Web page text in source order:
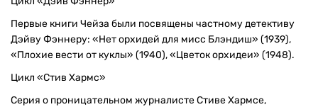
Первые книги Чейза были посвящены частному детективу
Дэйву Фэннеру: «Нет орхидей для мисс Блэндиш» (1939),
«Плохие вести от куклы» (1940), «Цветок орхидеи» (1948).
Цикл «Стив Хармс»
Серия о проницательном журналисте Стиве Хармсе,